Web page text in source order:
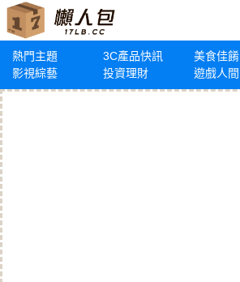
熱門主題 3C產品快訊 美食佳餚
影視綜藝
投資理財 遊戲人間